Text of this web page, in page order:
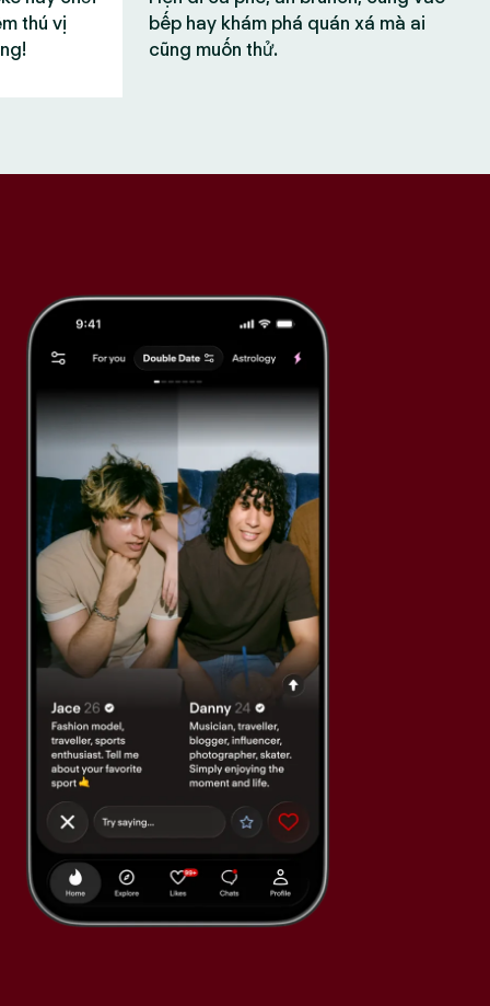
thú vị
bếp hay khám phá quán xá mà ai
cũng muốn thử.